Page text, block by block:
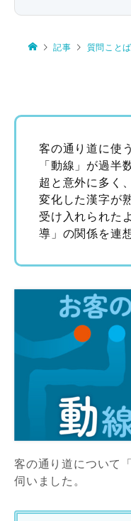
記事 質問こと
客の通り道に使
「動線」が過半
超と意外に多く
変化した漢字が
受け入れられた
導」の関係を連
客の通り道について
伺いました。